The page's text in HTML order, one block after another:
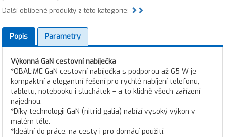
Další oblíbené produkty z této kategorie:
Popis Parametry
Výkonná GaN cestovní nabíječka
*OBAL:ME GaN cestovní nabíječka s podporou až 65 W je
kompaktní a elegantní řešení pro rychlé nabíjení telefonu,
tabletu, notebooku i sluchátek – a to klidně všech zařízení
najednou.
*Díky technologii GaN (nitrid galia) nabízí vysoký výkon v
malém těle.
*Ideální do práce, na cesty i pro domácí použití.